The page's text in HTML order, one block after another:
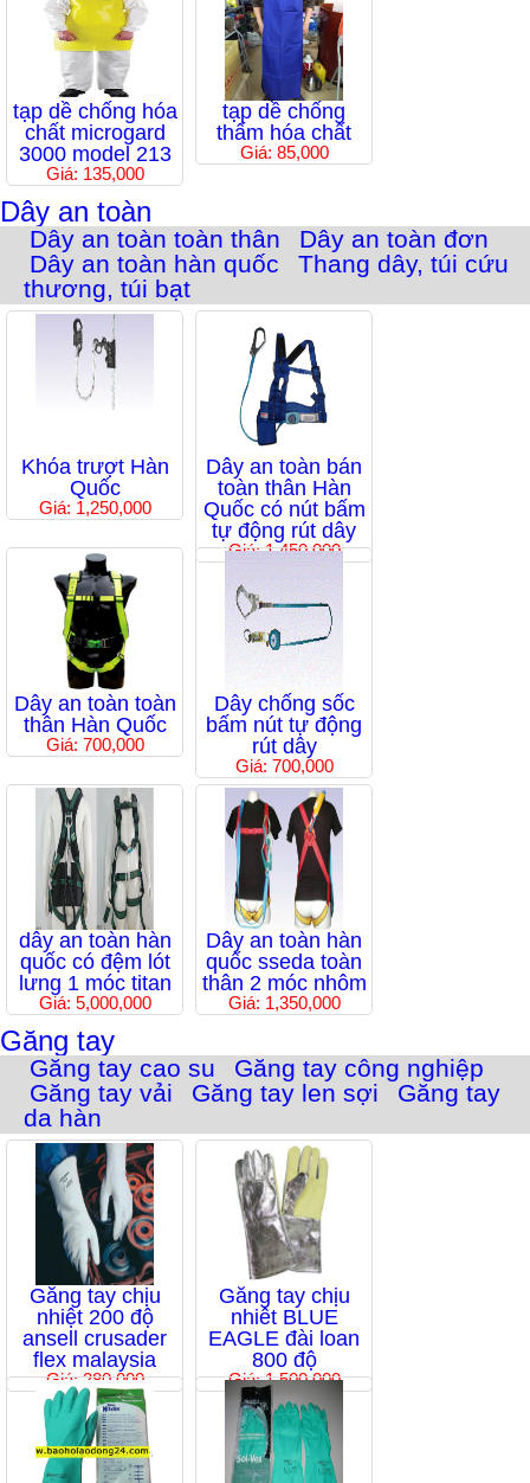
tạp dề chống hóa
chất microgard
3000 model 213
Giá: 135,000
tạp dề chống
thấm hóa chất
Giá: 85,000
Dây an toàn
Dây an toàn toàn thân
Dây an toàn đơn
Dây an toàn hàn quốc
Thang dây, túi cứu
thương, túi bạt
Khóa trượt Hàn
Quốc
Giá: 1,250,000
Dây an toàn bán
toàn thân Hàn
Quốc có nút bấm
tự động rút dây
Giá: 1,450,000
Dây an toàn toàn
thân Hàn Quốc
Giá: 700,000
Dây chống sốc
bấm nút tự động
rút dây
Giá: 700,000
dây an toàn hàn
quốc có đệm lót
lưng 1 móc titan
Giá: 5,000,000
Dây an toàn hàn
quốc sseda toàn
thân 2 móc nhôm
Giá: 1,350,000
Găng tay
Găng tay cao su
Găng tay công nghiệp
Găng tay vải
Găng tay len sợi
Găng tay
da hàn
Găng tay chịu
nhiệt 200 độ
ansell crusader
flex malaysia
Giá: 280,000
Găng tay chịu
nhiêt BLUE
EAGLE đài loan
800 độ
Giá: 1,500,000